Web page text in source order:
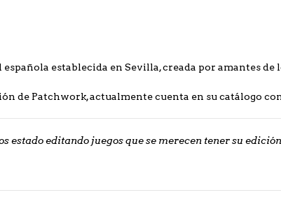
establecida en Sevilla, creada por amantes de
de Patchwork, actualmente cuenta en su catálogo
estado editando juegos que se merecen tener su